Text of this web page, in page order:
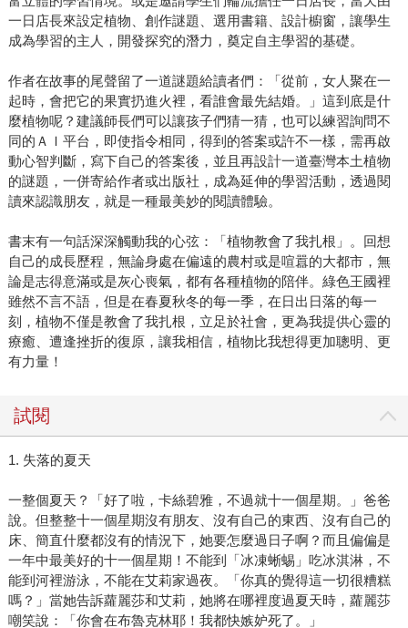
一日店長來設定植物、創作謎題、選用書籍、設計櫥窗，讓學生
成為學習的主人，開發探究的潛力，奠定自主學習的基礎。
作者在故事的尾聲留了一道謎題給讀者們：「從前，女人聚在一
起時，會把它的果實扔進火裡，看誰會最先結婚。」這到底是什
麼植物呢？建議師長們可以讓孩子們猜一猜，也可以練習詢問不
同的ＡＩ平台，即使指令相同，得到的答案或許不一樣，需再啟
動心智判斷，寫下自己的答案後，並且再設計一道臺灣本土植物
的謎題，一併寄給作者或出版社，成為延伸的學習活動，透過閱
讀來認識朋友，就是一種最美妙的閱讀體驗。
書末有一句話深深觸動我的心弦：「植物教會了我扎根」。回想
自己的成長歷程，無論身處在偏遠的農村或是喧囂的大都市，無
論是志得意滿或是灰心喪氣，都有各種植物的陪伴。綠色王國裡
雖然不言不語，但是在春夏秋冬的每一季，在日出日落的每一
刻，植物不僅是教會了我扎根，立足於社會，更為我提供心靈的
療癒、遭逢挫折的復原，讓我相信，植物比我想得更加聰明、更
有力量！
試閱
1. 失落的夏天
一整個夏天？「好了啦，卡絲碧雅，不過就十一個星期。」爸爸
說。但整整十一個星期沒有朋友、沒有自己的東西、沒有自己的
床、簡直什麼都沒有的情況下，她要怎麼過日子啊？而且偏偏是
一年中最美好的十一個星期！不能到「冰凍蜥蜴」吃冰淇淋，不
能到河裡游泳，不能在艾莉家過夜。「你真的覺得這一切很糟糕
嗎？」當她告訴蘿麗莎和艾莉，她將在哪裡度過夏天時，蘿麗莎
嘲笑說：「你會在布魯克林耶！我都快嫉妒死了。」